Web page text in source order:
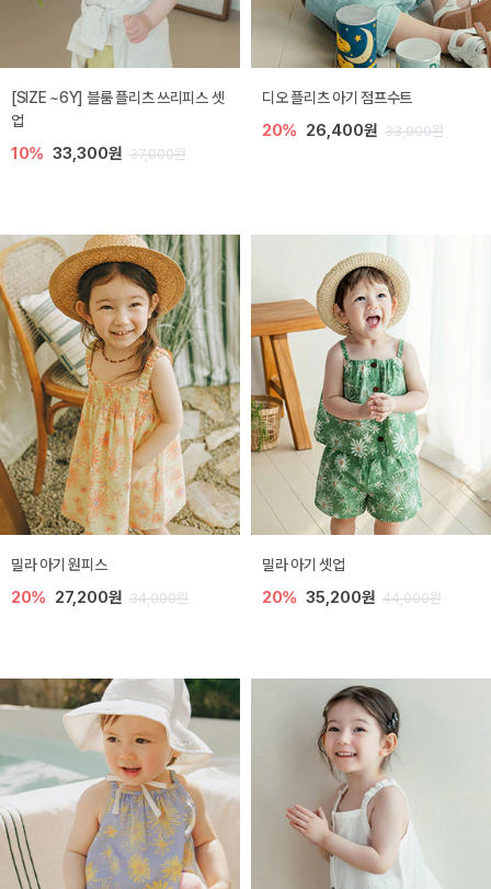
[SIZE ~6Y] 블룸 플리츠 쓰리피스 셋
업
10% 33,300원 37,000원
디오 플리츠 아기 점프수트
20% 26,400원 33,000원
밀라 아기 원피스
20% 27,200원 34,000원
밀라 아기 셋업
20% 35,200원 44,000원